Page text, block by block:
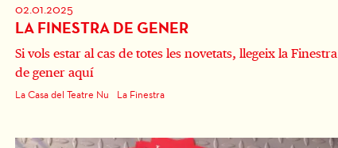
02.01.2025
LA FINESTRA DE GENER
Si vols estar al cas de totes les novetats, llegeix la Finestra
de gener aquí
La Casa del Teatre Nu La Finestra